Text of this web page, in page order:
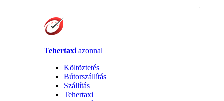
Tehertaxi azonnal
Költöztetés
Bútorszállítás
Szállítás
Tehertaxi